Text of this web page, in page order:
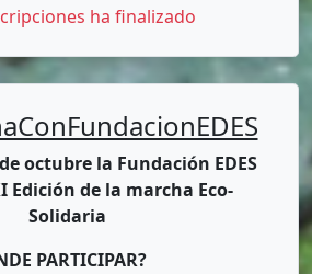
ha finalizado
octubre la Fundación EDES
Edición de la marcha Eco-
Solidaria
PARTICIPAR?